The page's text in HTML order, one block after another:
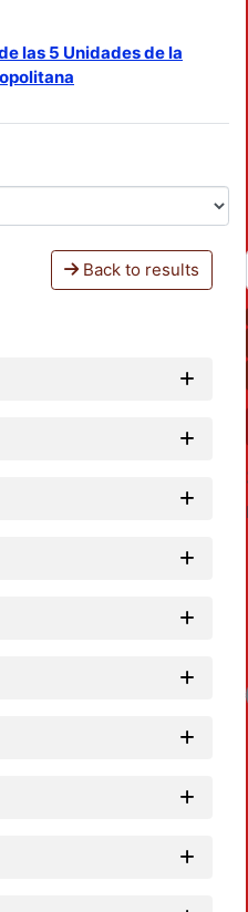
las 5 Unidades de la
Back to results